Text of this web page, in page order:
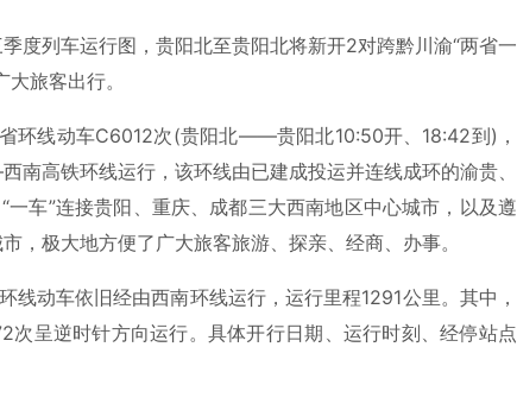
度列车运行图，贵阳北至贵阳北将新开2对跨黔川渝“两省一
旅客出行。
环线动车C6012次(贵阳北——贵阳北10:50开、18:42到)，
高铁环线运行，该环线由已建成投运并连线成环的渝贵、
车”连接贵阳、重庆、成都三大西南地区中心城市，以及遵
，极大地方便了广大旅客旅游、探亲、经商、办事。
线动车依旧经由西南环线运行，运行里程1291公里。其中，
呈逆时针方向运行。具体开行日期、运行时刻、经停站点